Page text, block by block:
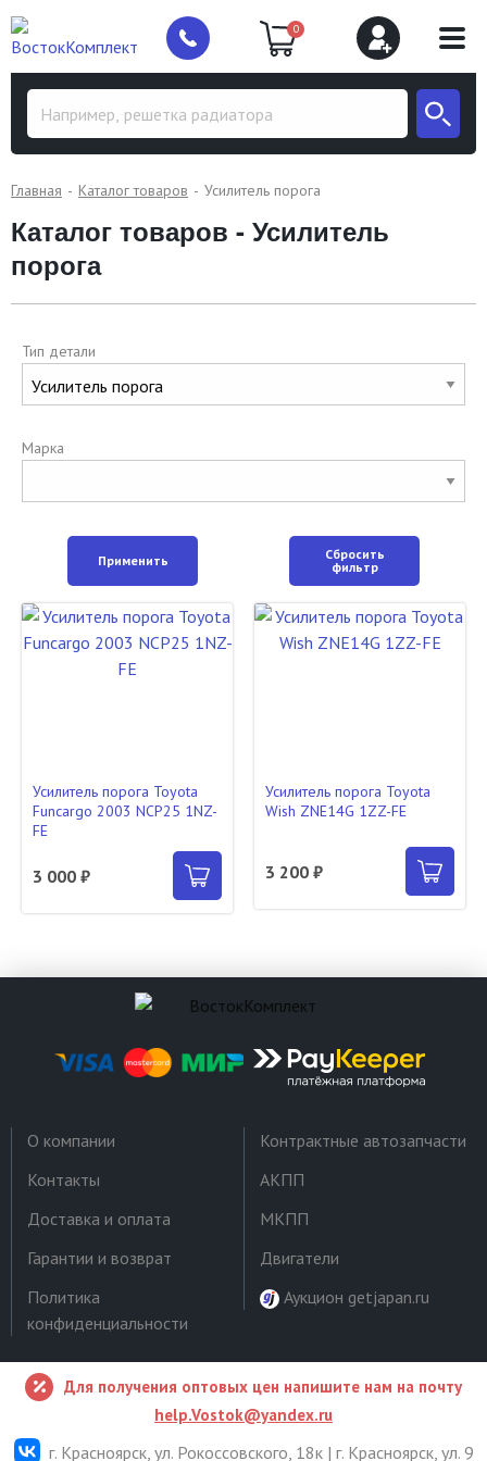
0
Главная Каталог товаров Усилитель порога
Каталог товаров - Усилитель
порога
Тип детали
Марка
Применить
Сбросить
фильтр
Усилитель порога Toyota
Funcargo 2003 NCP25 1NZ-
FE
3 000 ₽
Усилитель порога Toyota
Wish ZNE14G 1ZZ-FE
3 200 ₽
О компании
Контакты
Доставка и оплата
Гарантии и возврат
Политика
конфиденциальности
Контрактные автозапчасти
АКПП
МКПП
Двигатели
Аукцион getjapan.ru
Для получения оптовых цен напишите нам на почту
help.Vostok@yandex.ru
г. Красноярск, ул. Рокоссовского, 18к | г. Красноярск, ул. 9